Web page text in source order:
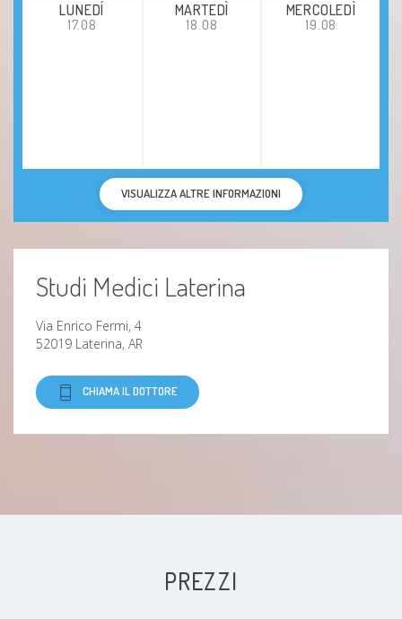
LUNEDÍ
17.08
MARTEDÌ
18.08
MERCOLEDÌ
19.08
VISUALIZZA ALTRE INFORMAZIONI
Studi Medici Laterina
Via Enrico Fermi, 4
52019 Laterina, AR
CHIAMA IL DOTTORE
PREZZI